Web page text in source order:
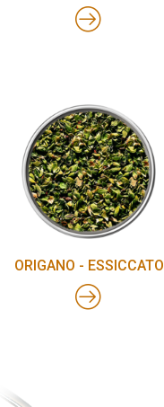
ORIGANO - ESSICCATO